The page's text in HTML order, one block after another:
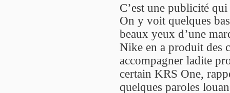
C’est une publicité
On y voit quelques
beaux yeux d’une
Nike en a produit des
accompagner ladite
certain KRS One,
quelques paroles